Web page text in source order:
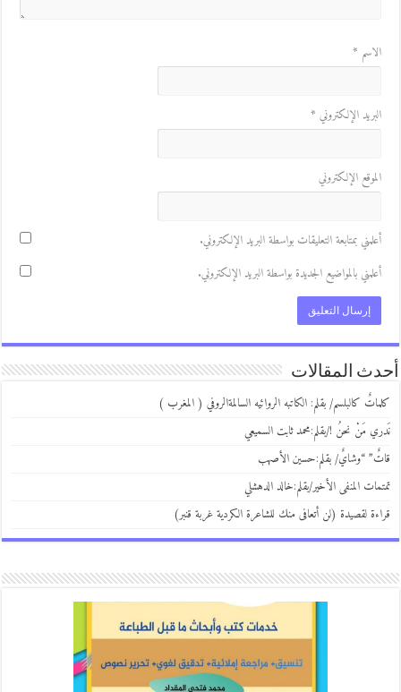
*
الإلكتروني*
الإلكتروني
بمتابعة التعليقات بواسطة البريد الإلكتروني.
بالمواضيع الجديدة بواسطة البريد الإلكتروني.
المقالات
كالبلسم/ بقلم: الكاتبه الروائيه السالمةالروفي ( المغرب )
مَنْ نحنُ !/بقلم:محمد ثابت السميعي
“وشايٌ/ بقلم:حسين الأصهب
المنفى الأخير/بقلم:خالد الدهشلي
لقصيدة (لن أتعافى منك للشاعرة الكردية غربة قنبر)